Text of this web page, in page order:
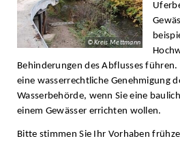
© Kreis Mettmann
Behinderungen des Abflusses führen.
eine wasserrechtliche Genehmigung
Wasserbehörde, wenn Sie eine
einem Gewässer errichten wollen.
Bitte stimmen Sie Ihr Vorhaben